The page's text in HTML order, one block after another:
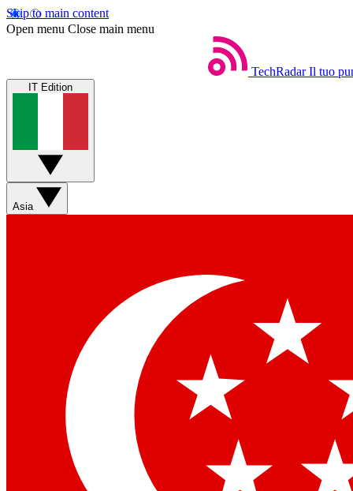
Skip to main content
Open menu Close main menu
TechRadar Il tuo
IT Edition
Asia